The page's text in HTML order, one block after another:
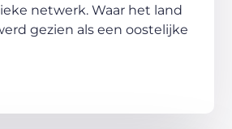
netwerk. Waar het land
gezien als een oostelijke